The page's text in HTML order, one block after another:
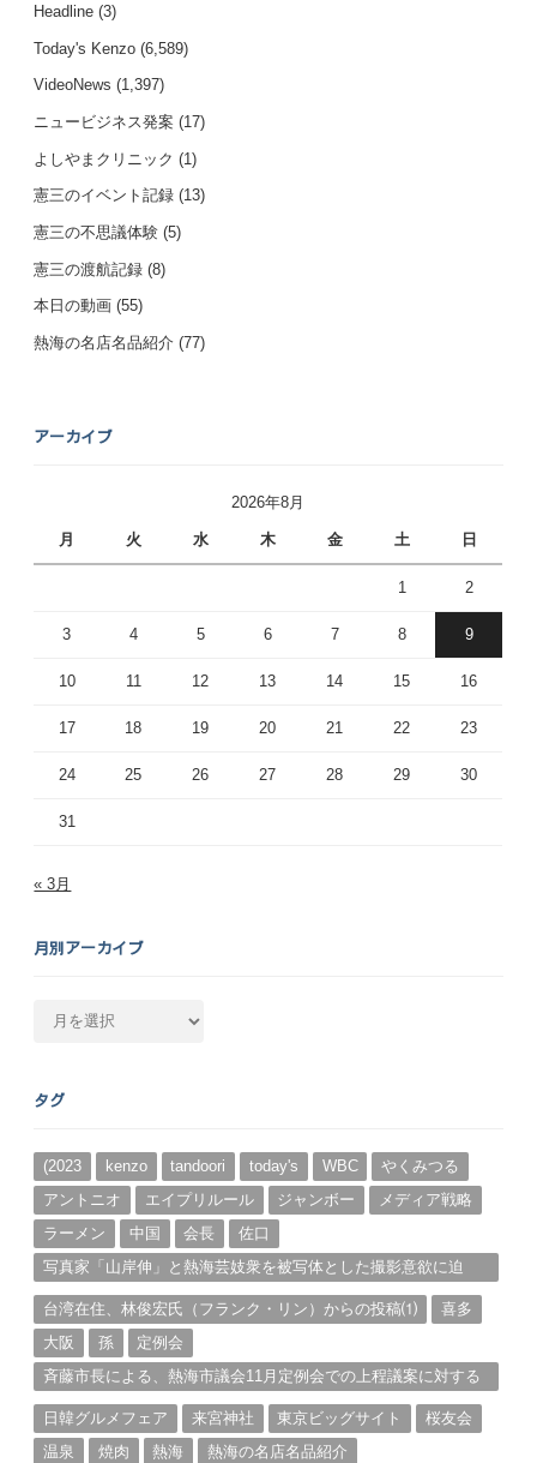
Headline (3)
Today's Kenzo (6,589)
VideoNews (1,397)
ニュービジネス発案 (17)
よしやまクリニック (1)
憲三のイベント記録 (13)
憲三の不思議体験 (5)
憲三の渡航記録 (8)
本日の動画 (55)
熱海の名店名品紹介 (77)
アーカイブ
2026年8月
月 火 水 木 金 土 日
1 2
3 4 5 6 7 8 9
10 11 12 13 14 15 16
17 18 19 20 21 22 23
24 25 26 27 28 29 30
31
« 3月
月別アーカイブ
カ
ブ
タグ
(2023 kenzo tandoori today's WBC
やくみつる
アントニオ
エイプリルール ジャンボー
メディア戦略
ラーメン
中国 会長
佐口
写真家「山岸伸」と熱海芸妓衆を被写体とした撮影意欲に迫
台湾在住、林俊宏氏（フランク・リン）からの投稿⑴
喜多
大阪
孫
定例会
斉藤市長による、熱海市議会11月定例会での上程議案に対する
日韓グルメフェア
来宮神社 東京ビッグサイト
桜友会
温泉
焼肉 熱海 熱海の名店名品紹介